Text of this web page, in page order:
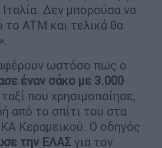
Δεν μπορούσα να
ATM και τελικά θα
ωστόσο πως ο
έναν σάκο με 3.000
που χρησιμοποίησε,
από το σπίτι του στα
Κεραμεικού. Ο οδηγός
την ΕΛΑΣ για τον